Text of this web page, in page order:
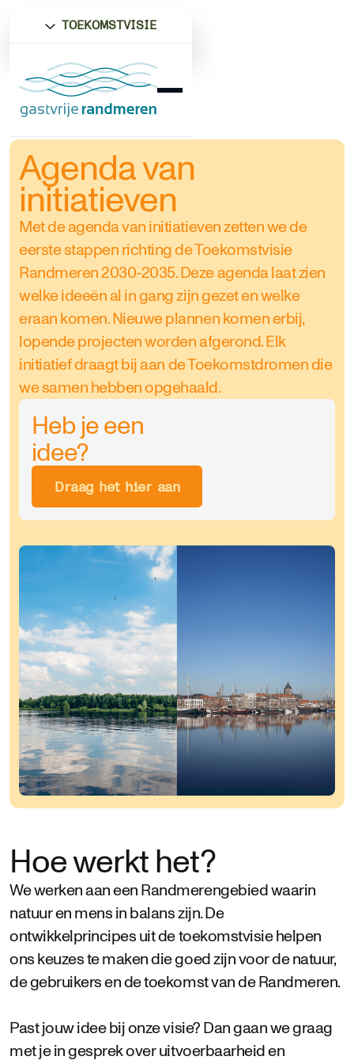
TOEKOMSTVISIE
Agenda van
initiatieven
Met de agenda van initiatieven zetten we de
eerste stappen richting de Toekomstvisie
Randmeren 2030-2035. Deze agenda laat zien
welke ideeën al in gang zijn gezet en welke
eraan komen. Nieuwe plannen komen erbij,
lopende projecten worden afgerond. Elk
initiatief draagt bij aan de Toekomstdromen die
we samen hebben opgehaald.
Heb je een
idee?
Draag het hier aan
Hoe werkt het?
We werken aan een Randmerengebied waarin
natuur en mens in balans zijn. De
ontwikkelprincipes uit de toekomstvisie helpen
ons keuzes te maken die goed zijn voor de natuur,
de gebruikers en de toekomst van de Randmeren.
Past jouw idee bij onze visie? Dan gaan we graag
met je in gesprek over uitvoerbaarheid en